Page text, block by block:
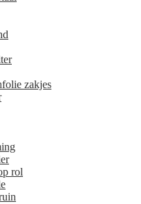
zakjes
rol